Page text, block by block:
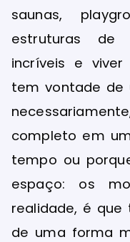
saunas,
estruturas de
incríveis e viver
tem vontade de
completo em
tempo ou
espaço: os
realidade, é
de uma forma